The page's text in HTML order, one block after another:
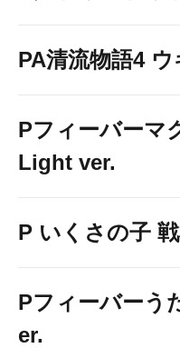
PA清流物語4
Pフィーバーマ
Light ver.
P いくさの子
Pフィーバーう
er.